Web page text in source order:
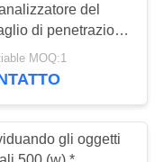
del
di penetrazione
di Factorie
del carico
MOQ:1
gli oggetti